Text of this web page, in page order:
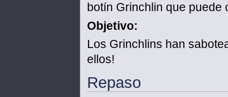
botín Grinchlin que puede
Objetivo:
Los Grinchlins han
ellos!
Repaso